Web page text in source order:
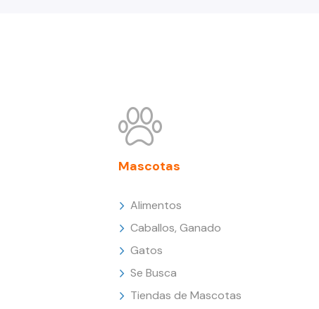
Mascotas
Alimentos
Caballos, Ganado
Gatos
Se Busca
Tiendas de Mascotas